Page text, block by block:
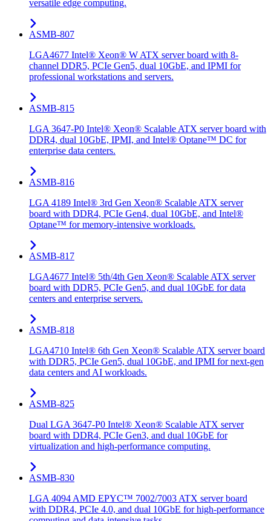
versatile edge computing.
ASMB-807
LGA4677 Intel® Xeon® W ATX server board with 8-
channel DDR5, PCIe Gen5, dual 10GbE, and IPMI for
professional workstations and servers.
ASMB-815
LGA 3647-P0 Intel® Xeon® Scalable ATX server board with
DDR4, dual 10GbE, IPMI, and Intel® Optane™ DC for
enterprise data centers.
ASMB-816
LGA 4189 Intel® 3rd Gen Xeon® Scalable ATX server
board with DDR4, PCIe Gen4, dual 10GbE, and Intel®
Optane™ for memory-intensive workloads.
ASMB-817
LGA4677 Intel® 5th/4th Gen Xeon® Scalable ATX server
board with DDR5, PCIe Gen5, and dual 10GbE for data
centers and enterprise servers.
ASMB-818
LGA4710 Intel® 6th Gen Xeon® Scalable ATX server board
with DDR5, PCIe Gen5, dual 10GbE, and IPMI for next-gen
data centers and AI workloads.
ASMB-825
Dual LGA 3647-P0 Intel® Xeon® Scalable ATX server
board with DDR4, PCIe Gen3, and dual 10GbE for
virtualization and high-performance computing.
ASMB-830
LGA 4094 AMD EPYC™ 7002/7003 ATX server board
with DDR4, PCIe 4.0, and dual 10GbE for high-performance